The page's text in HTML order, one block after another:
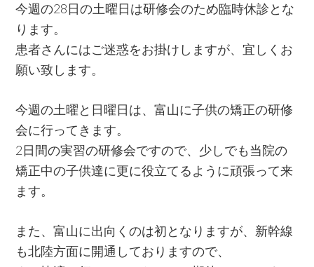
今週の28日の土曜日は研修会のため臨時休診とな
ります。
患者さんにはご迷惑をお掛けしますが、宜しくお
願い致します。
今週の土曜と日曜日は、富山に子供の矯正の研修
会に行ってきます。
2日間の実習の研修会ですので、少しでも当院の
矯正中の子供達に更に役立てるように頑張って来
ます。
また、富山に出向くのは初となりますが、新幹線
も北陸方面に開通しておりますので、